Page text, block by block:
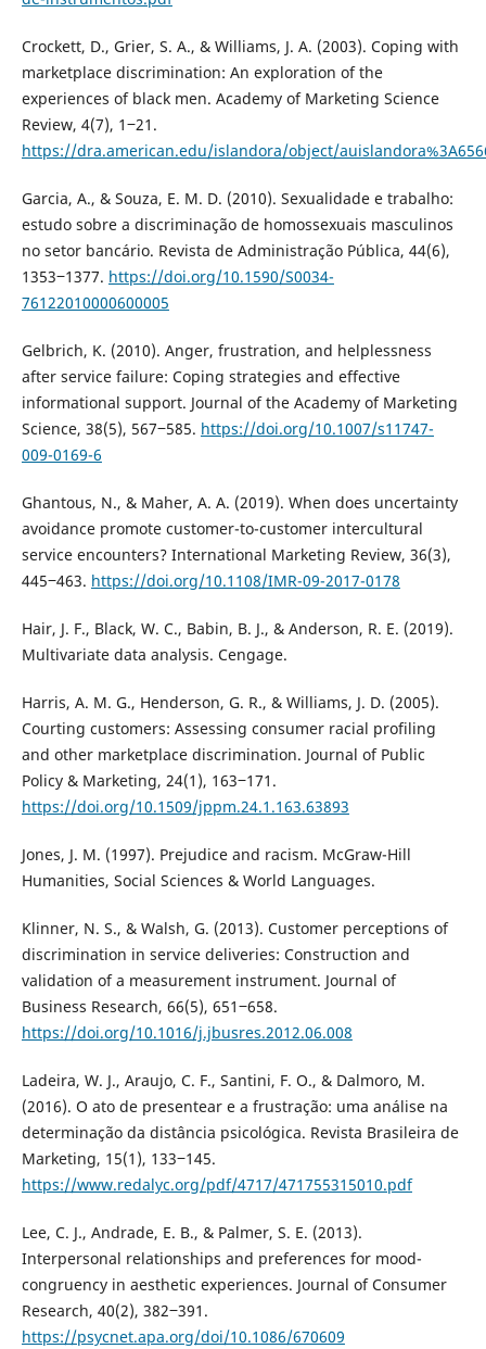
Crockett, D., Grier, S. A., & Williams, J. A. (2003). Coping with
marketplace discrimination: An exploration of the
experiences of black men. Academy of Marketing Science
Review, 4(7), 1‒21.
https://dra.american.edu/islandora/object/
Garcia, A., & Souza, E. M. D. (2010). Sexualidade e trabalho:
estudo sobre a discriminação de homossexuais masculinos
no setor bancário. Revista de Administração Pública, 44(6),
1353‒1377. https://doi.org/10.1590/S0034-
76122010000600005
Gelbrich, K. (2010). Anger, frustration, and helplessness
after service failure: Coping strategies and effective
informational support. Journal of the Academy of Marketing
Science, 38(5), 567‒585. https://doi.org/10.1007/s11747-
009-0169-6
Ghantous, N., & Maher, A. A. (2019). When does uncertainty
avoidance promote customer-to-customer intercultural
service encounters? International Marketing Review, 36(3),
445‒463. https://doi.org/10.1108/IMR-09-2017-0178
Hair, J. F., Black, W. C., Babin, B. J., & Anderson, R. E. (2019).
Multivariate data analysis. Cengage.
Harris, A. M. G., Henderson, G. R., & Williams, J. D. (2005).
Courting customers: Assessing consumer racial profiling
and other marketplace discrimination. Journal of Public
Policy & Marketing, 24(1), 163‒171.
https://doi.org/10.1509/jppm.24.1.163.63893
Jones, J. M. (1997). Prejudice and racism. McGraw-Hill
Humanities, Social Sciences & World Languages.
Klinner, N. S., & Walsh, G. (2013). Customer perceptions of
discrimination in service deliveries: Construction and
validation of a measurement instrument. Journal of
Business Research, 66(5), 651‒658.
https://doi.org/10.1016/j.jbusres.2012.06.008
Ladeira, W. J., Araujo, C. F., Santini, F. O., & Dalmoro, M.
(2016). O ato de presentear e a frustração: uma análise na
determinação da distância psicológica. Revista Brasileira de
Marketing, 15(1), 133‒145.
https://www.redalyc.org/pdf/4717/471755315010.pdf
Lee, C. J., Andrade, E. B., & Palmer, S. E. (2013).
Interpersonal relationships and preferences for mood-
congruency in aesthetic experiences. Journal of Consumer
Research, 40(2), 382‒391.
https://psycnet.apa.org/doi/10.1086/670609